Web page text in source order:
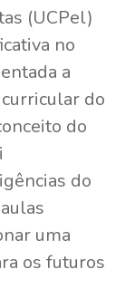
(UCPel)
no
a
do
do
do
uma
os futuros